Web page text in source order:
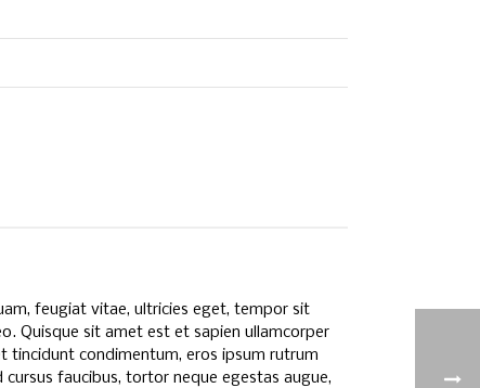
feugiat vitae, ultricies eget, tempor sit
Quisque sit amet est et sapien ullamcorper
tincidunt condimentum, eros ipsum rutrum
faucibus, tortor neque egestas augue,